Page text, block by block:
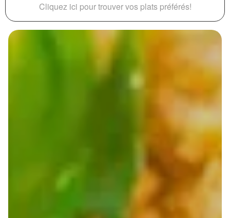
Cliquez ici pour trouver vos plats préférés!